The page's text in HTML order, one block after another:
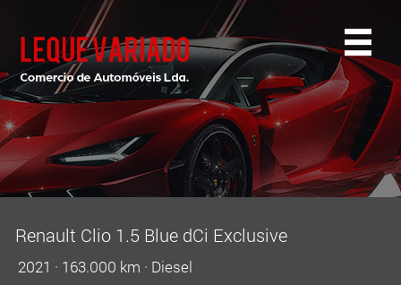
Renault Clio 1.5 Blue dCi Exclusive
2021 · 163.000 km · Diesel